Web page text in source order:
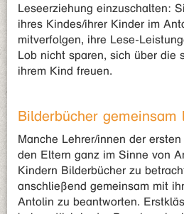
Leseerziehung einzuschalten:
ihres Kindes/ihrer Kinder im
mitverfolgen, ihre Lese-
Lob nicht sparen, sich über die
ihrem Kind freuen.
Bilderbücher gemeinsam
Manche Lehrer/innen der
den Eltern ganz im Sinne von
Kindern Bilderbücher zu
anschließend gemeinsam mit
Antolin zu beantworten.